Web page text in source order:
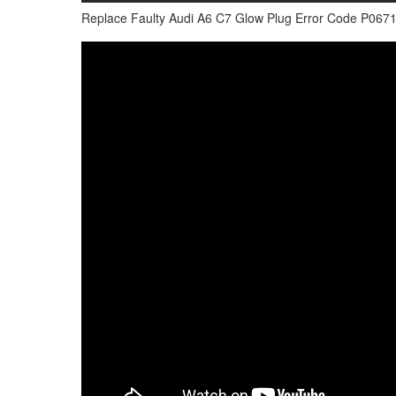
Replace Faulty Audi A6 C7 Glow Plug Error Code P0671